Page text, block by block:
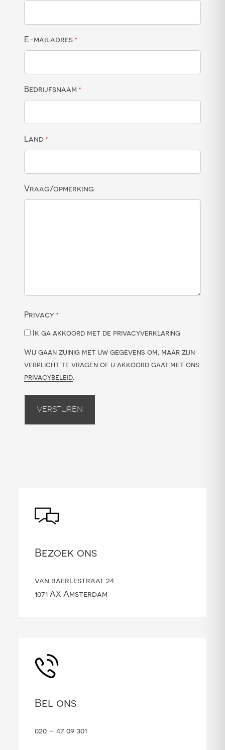
E-mailadres *
Bedrijfsnaam *
Land *
Vraag/opmerking
Privacy *
Ik ga akkoord met de privacyverklaring
Wij gaan zuinig met uw gegevens om, maar zijn
verplicht te vragen of u akkoord gaat met ons
privacybeleid.
Versturen
Bezoek ons
van baerlestraat 24
1071 AX Amsterdam
Bel ons
020 – 47 09 301